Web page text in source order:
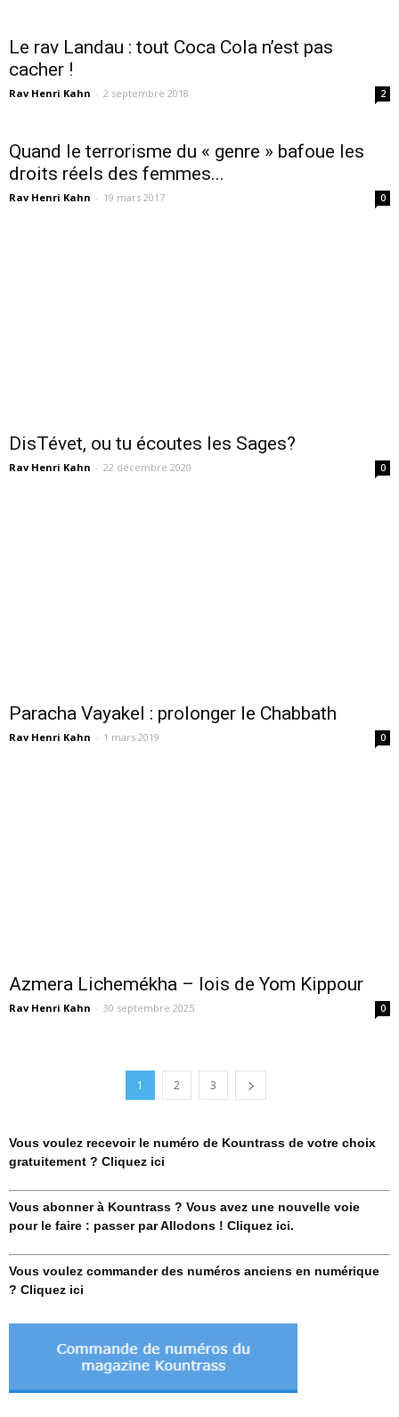
Le rav Landau : tout Coca Cola n’est pas
cacher !
Rav Henri Kahn - 2 septembre 2018 2
Quand le terrorisme du « genre » bafoue les
droits réels des femmes...
Rav Henri Kahn - 19 mars 2017 0
DisTévet, ou tu écoutes les Sages?
Rav Henri Kahn - 22 décembre 2020 0
Paracha Vayakel : prolonger le Chabbath
Rav Henri Kahn - 1 mars 2019 0
Azmera Lichemékha – lois de Yom Kippour
Rav Henri Kahn - 30 septembre 2025 0
1 2 3
Vous voulez recevoir le numéro de Kountrass de votre choix
gratuitement ? Cliquez ici
Vous abonner à Kountrass ? Vous avez une nouvelle voie
pour le faire : passer par Allodons ! Cliquez ici.
Vous voulez commander des numéros anciens en numérique
? Cliquez ici